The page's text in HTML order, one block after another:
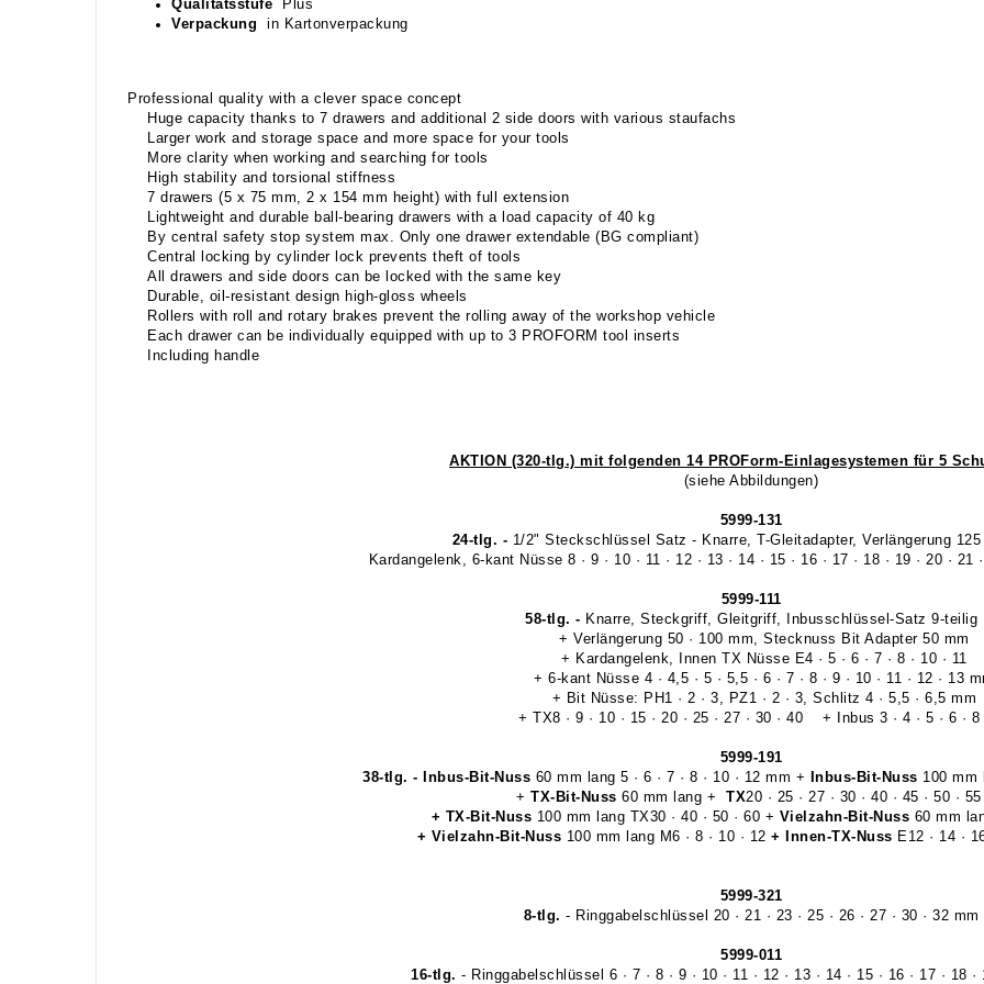
Qualitätsstufe
Plus
Verpackung in Kartonverpackung
Professional quality with a clever space concept
Huge capacity thanks to 7 drawers and additional 2 side doors with various staufachs
Larger work and storage space and more space for your tools
More clarity when working and searching for tools
High stability and torsional stiffness
7 drawers (5 x 75 mm, 2 x 154 mm height) with full extension
Lightweight and durable ball-bearing drawers with a load capacity of 40 kg
By central safety stop system max. Only one drawer extendable (BG compliant)
Central locking by cylinder lock prevents theft of tools
All drawers and side doors can be locked with the same key
Durable, oil-resistant design high-gloss wheels
Rollers with roll and rotary brakes prevent the rolling away of the workshop vehicle
Each drawer can be individually equipped with up to 3 PROFORM tool inserts
Including handle
AKTION (320-tlg.) mit folgenden 14 PROForm-Einlagesystemen für 5
(siehe Abbildungen)
5999-131
24-tlg. - 1/2" Steckschlüssel Satz - Knarre, T-Gleitadapter, Verlängerung 125
Kardangelenk, 6-kant Nüsse 8 · 9 · 10 · 11 · 12 · 13 · 14 · 15 · 16 · 17 · 18 · 19 · 20 · 21
5999-111
58-tlg. - Knarre, Steckgriff, Gleitgriff, Inbusschlüssel-Satz 9-teilig
+ Verlängerung 50 · 100 mm, Stecknuss Bit Adapter 50 mm
+ Kardangelenk, Innen TX Nüsse E4 · 5 · 6 · 7 · 8 · 10 · 11
+ 6-kant Nüsse 4 · 4,5 · 5 · 5,5 · 6 · 7 · 8 · 9 · 10 · 11 · 12 · 13
+ Bit Nüsse: PH1 · 2 · 3, PZ1 · 2 · 3, Schlitz 4 · 5,5 · 6,5 mm
+ TX8 · 9 · 10 · 15 · 20 · 25 · 27 · 30 · 40 + Inbus 3 · 4 · 5 · 6 · 8
5999-191
38-tlg. -
Inbus-Bit-Nuss 60 mm lang 5 · 6 · 7 · 8 · 10 · 12 mm + Inbus-Bit-Nuss 100 mm
+ TX-Bit-Nuss 60 mm lang + TX20 · 25 · 27 · 30 · 40 · 45 · 50 · 55
+ TX-Bit-Nuss 100 mm lang TX30 · 40 · 50 · 60 + Vielzahn-Bit-Nuss 60 mm
+ Vielzahn-Bit-Nuss 100 mm lang M6 · 8 · 10 · 12 + Innen-TX-Nuss E12 · 14 ·
5999-321
8-tlg. - Ringgabelschlüssel 20 · 21 · 23 · 25 · 26 · 27 · 30 · 32 mm
5999-011
16-tlg. - Ringgabelschlüssel 6 · 7 · 8 · 9 · 10 · 11 · 12 · 13 · 14 · 15 · 16 · 17 · 18 ·